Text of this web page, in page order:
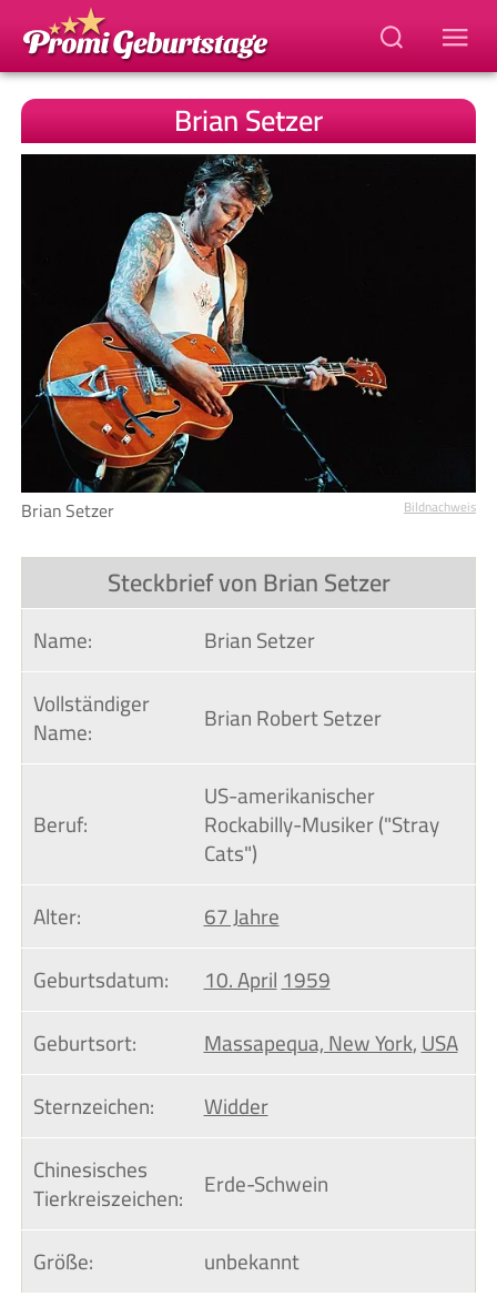
Brian Setzer
Brian Setzer Bildnachweis
Steckbrief von Brian Setzer
Name:
Brian Setzer
Vollständiger
Name: Brian Robert Setzer
Beruf:
US-amerikanischer
Rockabilly-Musiker ("Stray
Cats")
Alter:
67 Jahre
Geburtsdatum:
10. April1959
Geburtsort:
Massapequa, New York,USA
Sternzeichen:
Widder
Chinesisches
Tierkreiszeichen: Erde-Schwein
Größe:
unbekannt